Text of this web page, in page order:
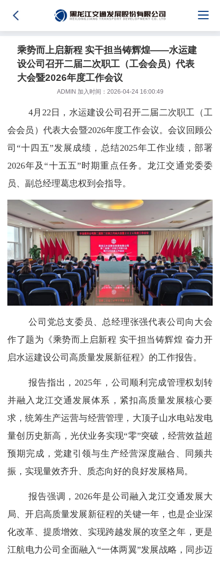
乘势而上启新程 实干担当铸辉煌——水运建
设公司召开二届二次职工（工会会员）代表
大会暨2026年度工作会议
ADMIN 加入时间：2026-04-24 16:00:49
4月22日，水运建设公司召开二届二次职工（工
会会员）代表大会暨2026年度工作会议。会议回顾公
司“十四五”发展成绩，总结2025年工作业绩，部署
2026年及“十五五”时期重点任务。龙江交通党委委
员、副总经理葛忠权到会指导。
公司党总支委员、总经理张强代表公司向大会
作了题为《乘势而上启新程 实干担当铸辉煌 奋力开
启水运建设公司高质量发展新征程》的工作报告。
报告指出，2025年，公司顺利完成管理权划转
并融入龙江交通发展体系，紧扣高质量发展核心要
求，统筹生产运营与经营管理，大顶子山水电站发电
量创历史新高，光伏业务实现“零”突破，经营效益超
预期完成，党建引领与生产经营深度融合、同频共
振，实现量效齐升、质态向好的良好发展格局。
报告强调，2026年是公司融入龙江交通发展大
局、开启高质量发展新征程的关键一年，也是企业深
化改革、提质增效、实现跨越发展的攻坚之年，更是
江航电力公司全面融入“一体两翼”发展战略，同步迈